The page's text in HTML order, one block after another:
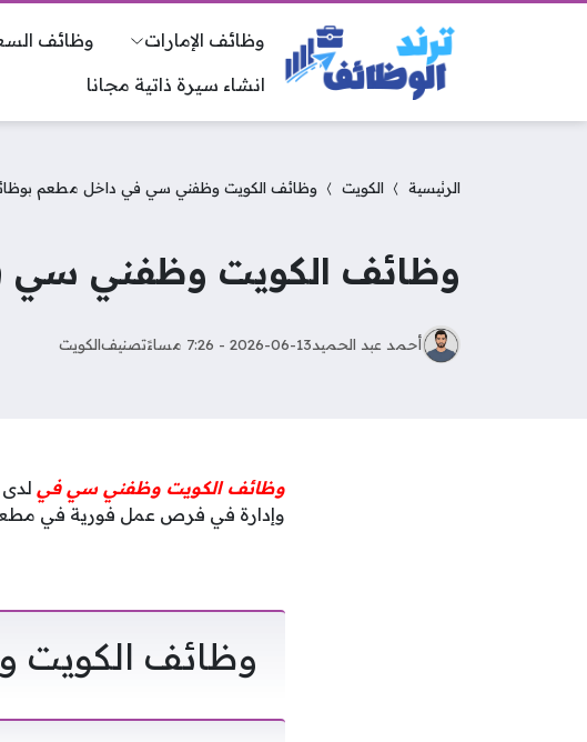
وظائف الإمارات وظائف
انشاء سيرة ذاتية مجانا
الرئيسية الكويت وظائف الكويت وظفني سي في داخل مطعم
وظائف الكويت وظفني سي
أحمد عبد الحميد2026-06-13 - 7:26 مساءً تصنيفالكويت
وظائف الكويت وظفني سي في
وإدارة في فرص عمل فورية في
وظائف